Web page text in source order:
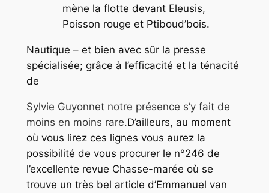
mène la flotte devant Eleusis,
Poisson rouge et Ptiboud’bois.
Nautique – et bien avec sûr la presse
spécialisée; grâce à l’efficacité et la ténacité
de
Sylvie Guyonnet notre présence s’y fait de
moins en moins rare.D’ailleurs, au moment
où vous lirez ces lignes vous aurez la
possibilité de vous procurer le n°246 de
l’excellente revue Chasse-marée où se
trouve un très bel article d’Emmanuel van